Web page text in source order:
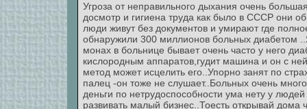
Угроза от неправильного дыхания очень
досмотр и гигиена труда как было в СССР они
люди живут без документов и умирают где
обнаружили 300 миллионов больных диабетом
монах в больнице бывает очень часто у него
кислородным аппаратов,гудит машина и он с
метод может исцелить его..Упорно занят по
палец -он тоже не слушает..Больных очень
деньги по нетрудоспособности ума нету у
развивать малый бизнес..Тоесть открывай